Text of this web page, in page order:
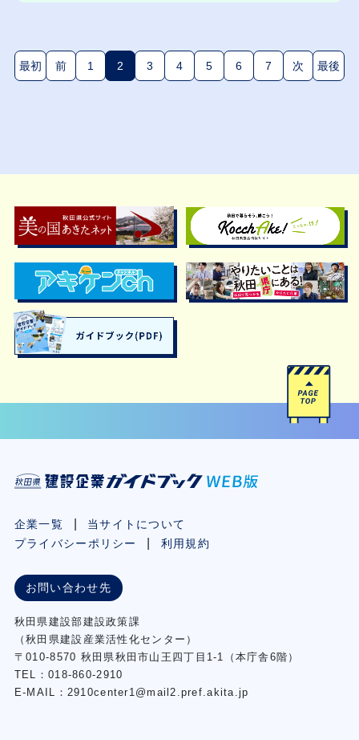
最初 前 1 2(現在のページ)
3 4 5 6 7 次 最後
企業一覧
当サイトについて
プライバシーポリシー
利用規約
お問い合わせ先
秋⽥県建設部建設政策課
（秋⽥県建設産業活性化センター）
〒010-8570 秋田県秋田市⼭王四丁⽬1-1（本庁舎6階）
TEL：018-860-2910
E-MAIL：2910center1@mail2.pref.akita.jp